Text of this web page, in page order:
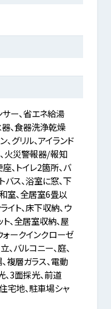
ー、省エネ給湯
器、食器洗浄乾燥
グリル、アイランド
、火災警報器/報知
、トイレ2箇所、バ
バス、浴室に窓、下
室、全居室6畳以
イト、床下収納、ウ
、全居室収納、屋
ォークインクローゼ
バルコニー、庭、
複層ガラス、電動
、3面採光、前道
宅地、駐車場シャ